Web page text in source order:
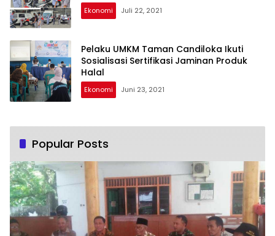
Ekonomi Juli 22, 2021
Pelaku UMKM Taman Candiloka Ikuti
Sosialisasi Sertifikasi Jaminan Produk
Halal
Ekonomi Juni 23, 2021
Popular Posts